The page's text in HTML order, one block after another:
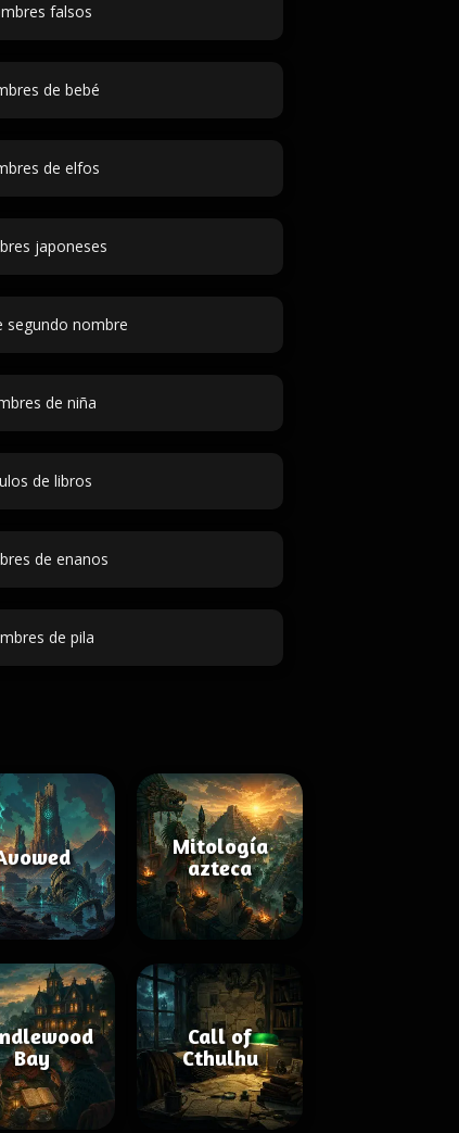
falsos
de bebé
de elfos
japoneses
segundo nombre
de niña
de libros
de enanos
de pila
Mitología
azteca
Bay
Call of
Cthulhu